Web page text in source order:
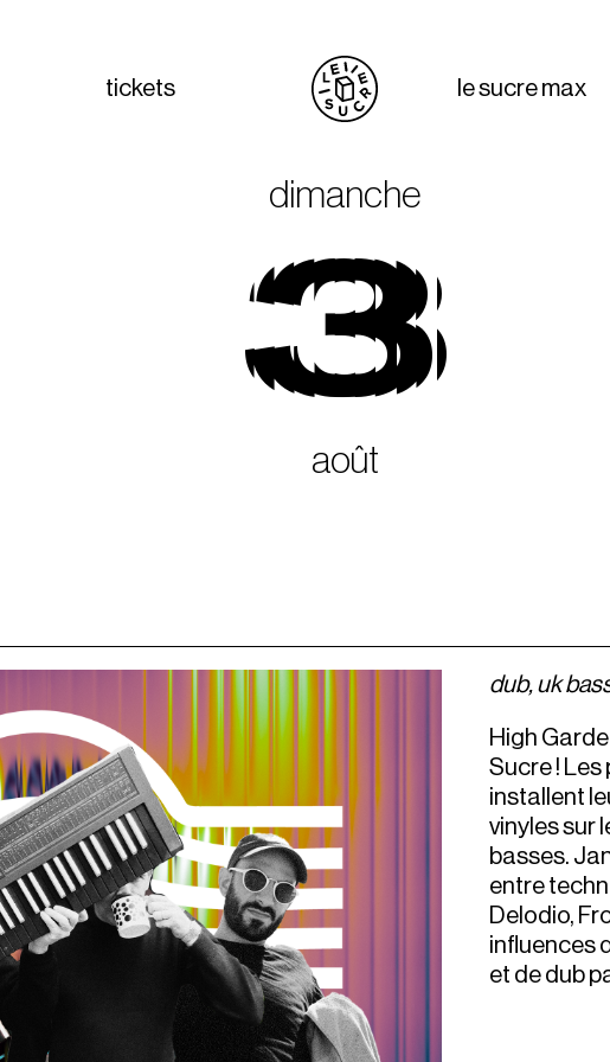
tickets le sucre max
dimanche
3
août
dub, uk
High
Sucre !
installent
vinyles sur
basses.
entre
Delodio,
influences
et de dub